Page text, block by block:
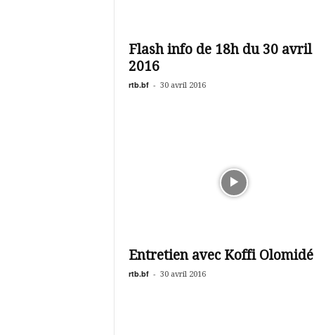
Flash info de 18h du 30 avril
2016
rtb.bf - 30 avril 2016
Entretien avec Koffi Olomidé
rtb.bf - 30 avril 2016